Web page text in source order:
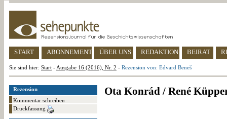
START ABONNEMENT ÜBER UNS REDAKTION BEIRAT
Sie sind hier: Start - Ausgabe 16 (2016), Nr. 2 - Rezension von: Edvard Beneš
Rezension
Kommentar schreiben
Druckfassung
Ota Konrád / René